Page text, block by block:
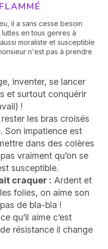
il a sans cesse besoin
en tous genres à
moraliste et susceptible
n'est pas à prendre
inventer, se lancer
et surtout conquérir
!
les bras croisés
Son impatience est
dans des colères
vraiment qu’on se
susceptible.
craquer : Ardent et
folies, on aime son
de bla-bla !
qu’il aime c’est
résistance il change